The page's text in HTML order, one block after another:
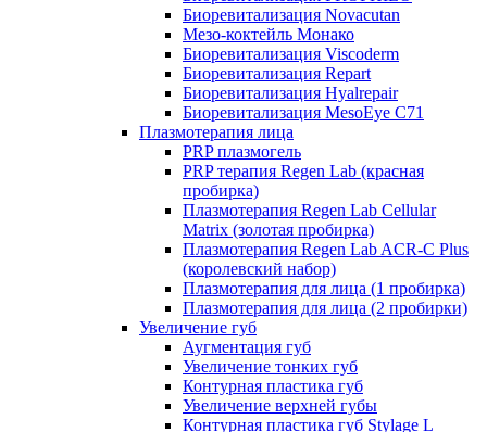
Биоревитализация Novacutan
Мезо-коктейль Монако
Биоревитализация Viscoderm
Биоревитализация Repart
Биоревитализация Hyalrepair
Биоревитализация MesoEye C71
Плазмотерапия лица
PRP плазмогель
PRP терапия Regen Lab (красная
пробирка)
Плазмотерапия Regen Lab Cellular
Matrix (золотая пробирка)
Плазмотерапия Regen Lab ACR-C Plus
(королевский набор)
Плазмотерапия для лица (1 пробирка)
Плазмотерапия для лица (2 пробирки)
Увеличение губ
Аугментация губ
Увеличение тонких губ
Контурная пластика губ
Увеличение верхней губы
Контурная пластика губ Stylage L